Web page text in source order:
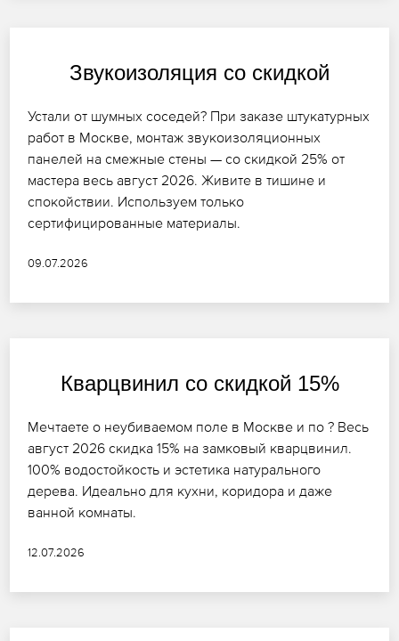
Звукоизоляция со скидкой
Устали от шумных соседей? При заказе штукатурных
работ в Москве, монтаж звукоизоляционных
панелей на смежные стены — со скидкой 25% от
мастера весь август 2026. Живите в тишине и
спокойствии. Используем только
сертифицированные материалы.
09.07.2026
Кварцвинил со скидкой 15%
Мечтаете о неубиваемом поле в Москве и по ? Весь
август 2026 скидка 15% на замковый кварцвинил.
100% водостойкость и эстетика натурального
дерева. Идеально для кухни, коридора и даже
ванной комнаты.
12.07.2026